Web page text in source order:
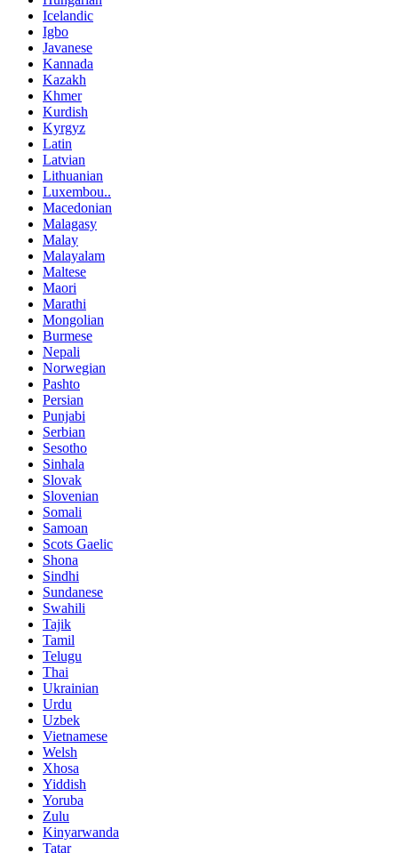
Icelandic
Igbo
Javanese
Kannada
Kazakh
Khmer
Kurdish
Kyrgyz
Latin
Latvian
Lithuanian
Luxembou..
Macedonian
Malagasy
Malay
Malayalam
Maltese
Maori
Marathi
Mongolian
Burmese
Nepali
Norwegian
Pashto
Persian
Punjabi
Serbian
Sesotho
Sinhala
Slovak
Slovenian
Somali
Samoan
Scots Gaelic
Shona
Sindhi
Sundanese
Swahili
Tajik
Tamil
Telugu
Thai
Ukrainian
Urdu
Uzbek
Vietnamese
Welsh
Xhosa
Yiddish
Yoruba
Zulu
Kinyarwanda
Tatar